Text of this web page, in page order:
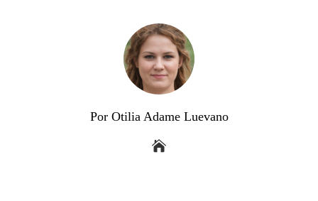
Por Otilia Adame Luevano